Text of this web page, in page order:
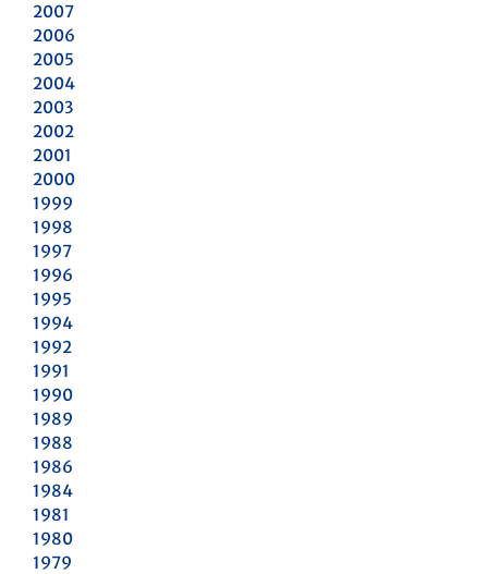
2007
2006
2005
2004
2003
2002
2001
2000
1999
1998
1997
1996
1995
1994
1992
1991
1990
1989
1988
1986
1984
1981
1980
1979